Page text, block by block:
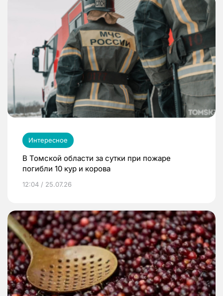
Интересное
В Томской области за сутки при пожаре
погибли 10 кур и корова
12:04 / 25.07.26